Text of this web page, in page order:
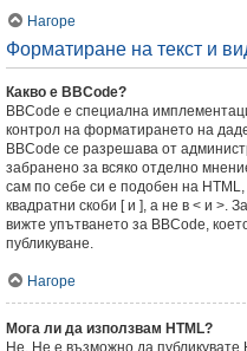
Нагоре
Форматиране на текст и
Какво е BBCode?
BBCode е специална
контрол на форматирането на
BBCode се разрешава от
забранено за всяко отделно
сам по себе си е подобен на
квадратни скоби [ и ], а не в < и >.
вижте упътването за BBCode,
публикуване.
Нагоре
Мога ли да използвам HTML?
Не. Не е възможно да публикувате